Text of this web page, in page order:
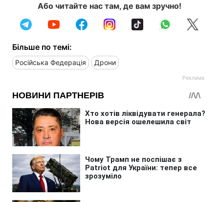
Або читайте нас там, де вам зручно!
Більше по темі:
Російська Федерація Дрони